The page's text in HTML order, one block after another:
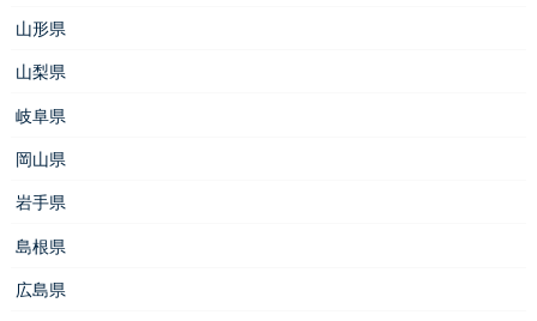
山形県
山梨県
岐阜県
岡山県
岩手県
島根県
広島県